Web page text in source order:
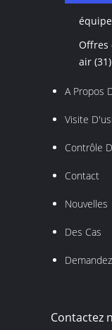
Offres
air (31)
A Propos
Visite
Contrôle
Contact
Nouvelles
Des Cas
Contactez